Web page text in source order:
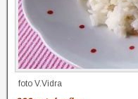
foto V.Vidra